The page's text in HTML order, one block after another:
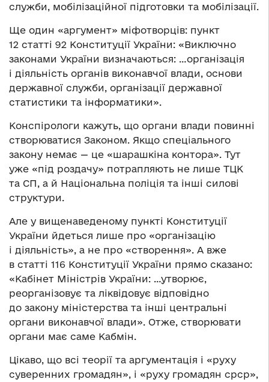
служби, мобілізаційної підготовки та мобілізації.
Ще один «аргумент» міфотворців: пункт
12 статті 92 Конституції України: «Виключно
законами України визначаються: …організація
і діяльність органів виконавчої влади, основи
державної служби, організації державної
статистики та інформатики».
Конспірологи кажуть, що органи влади повинні
створюватися Законом. Якщо спеціального
закону немає — це «шарашкіна контора». Тут
уже «під роздачу» потрапляють не лише ТЦК
та СП, а й Національна поліція та інші силові
структури.
Але у вищенаведеному пункті Конституції
України йдеться лише про «організацію
і діяльність», а не про «створення». А вже
в статті 116 Конституції України прямо сказано:
«Кабінет Міністрів України: …утворює,
реорганізовує та ліквідовує відповідно
до закону міністерства та інші центральні
органи виконавчої влади». Отже, створювати
органи має саме Кабмін.
Цікаво, що всі теорії та аргументація і «руху
суверенних громадян», і «руху громадян срср»,